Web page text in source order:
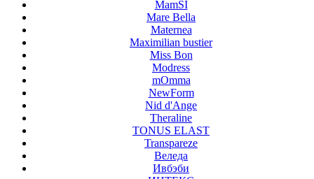
MamSI
Mare Bella
Maternea
Maximilian bustier
Miss Bon
Modress
mOmma
NewForm
Nid d'Ange
Theraline
TONUS ELAST
Transpareze
Веледа
Ивбэби